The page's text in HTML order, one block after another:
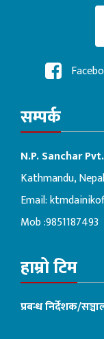
सम्पर्क
N.P. Sanchar
Kathmandu, Nepal
Email:
Mob :9851187493
हाम्रो टिम
प्रबन्ध निर्देशक/